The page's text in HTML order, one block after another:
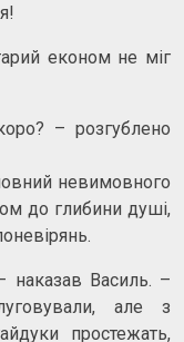
економ не міг
– розгублено
невимовного
до глибини душі,
наказав Василь. –
але з
простежать,